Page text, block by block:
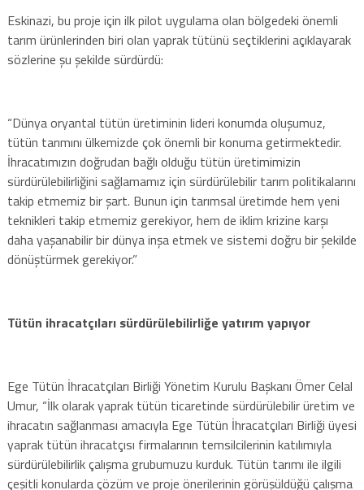
Eskinazi, bu proje için ilk pilot uygulama olan bölgedeki önemli
tarım ürünlerinden biri olan yaprak tütünü seçtiklerini açıklayarak
sözlerine şu şekilde sürdürdü:
“Dünya oryantal tütün üretiminin lideri konumda oluşumuz,
tütün tarımını ülkemizde çok önemli bir konuma getirmektedir.
İhracatımızın doğrudan bağlı olduğu tütün üretimimizin
sürdürülebilirliğini sağlamamız için sürdürülebilir tarım politikalarını
takip etmemiz bir şart. Bunun için tarımsal üretimde hem yeni
teknikleri takip etmemiz gerekiyor, hem de iklim krizine karşı
daha yaşanabilir bir dünya inşa etmek ve sistemi doğru bir şekilde
dönüştürmek gerekiyor.”
Tütün ihracatçıları sürdürülebilirliğe yatırım yapıyor
Ege Tütün İhracatçıları Birliği Yönetim Kurulu Başkanı Ömer Celal
Umur, “İlk olarak yaprak tütün ticaretinde sürdürülebilir üretim ve
ihracatın sağlanması amacıyla Ege Tütün İhracatçıları Birliği üyesi
yaprak tütün ihracatçısı firmalarının temsilcilerinin katılımıyla
sürdürülebilirlik çalışma grubumuzu kurduk. Tütün tarımı ile ilgili
çeşitli konularda çözüm ve proje önerilerinin görüşüldüğü çalışma